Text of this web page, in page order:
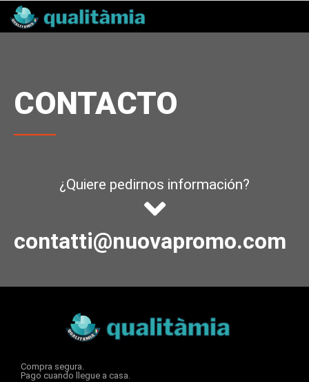
CONTACTO
¿Quiere pedirnos información?
contatti@nuovapromo.com
Compra segura.
Pago cuando llegue a casa.